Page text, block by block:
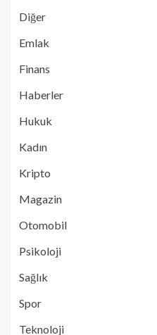
Diğer
Emlak
Finans
Haberler
Hukuk
Kadın
Kripto
Magazin
Otomobil
Psikoloji
Sağlık
Spor
Teknoloji